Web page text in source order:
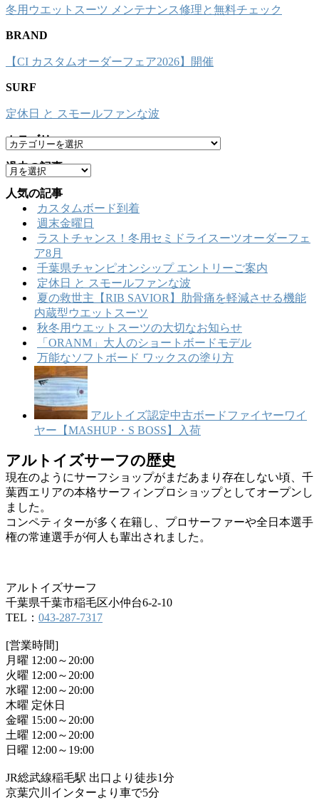
冬用ウエットスーツ メンテナンス修理と無料チェック
BRAND
【CI カスタムオーダーフェア2026】開催
SURF
定休日 と スモールファンな波
カテゴリー
カ
テ
ゴ
リ
ー
過去の記事
ア
ー
カ
人気の記事
カスタムボード到着
週末金曜日
ラストチャンス！冬用セミドライスーツオーダーフェ
ア8月
千葉県チャンピオンシップ エントリーご案内
定休日 と スモールファンな波
夏の救世主【RIB SAVIOR】肋骨痛を軽減させる機能
内蔵型ウエットスーツ
秋冬用ウエットスーツの大切なお知らせ
「ORANM」大人のショートボードモデル
万能なソフトボード ワックスの塗り方
アルトイズ認定中古ボードファイヤーワイ
ヤー【MASHUP・S BOSS】入荷
アルトイズサーフの歴史
現在のようにサーフショップがまだあまり存在しない頃、千
葉西エリアの本格サーフィンプロショップとしてオープンし
ました。
コンペティターが多く在籍し、プロサーファーや全日本選手
権の常連選手が何人も輩出されました。
アルトイズサーフ
千葉県千葉市稲毛区小仲台6-2-10
TEL： 043-287-7317
[営業時間]
月曜 12:00～20:00
火曜 12:00～20:00
水曜 12:00～20:00
木曜 定休日
金曜 15:00～20:00
土曜 12:00～20:00
日曜 12:00～19:00
JR総武線稲毛駅 出口より徒歩1分
京葉穴川インターより車で5分